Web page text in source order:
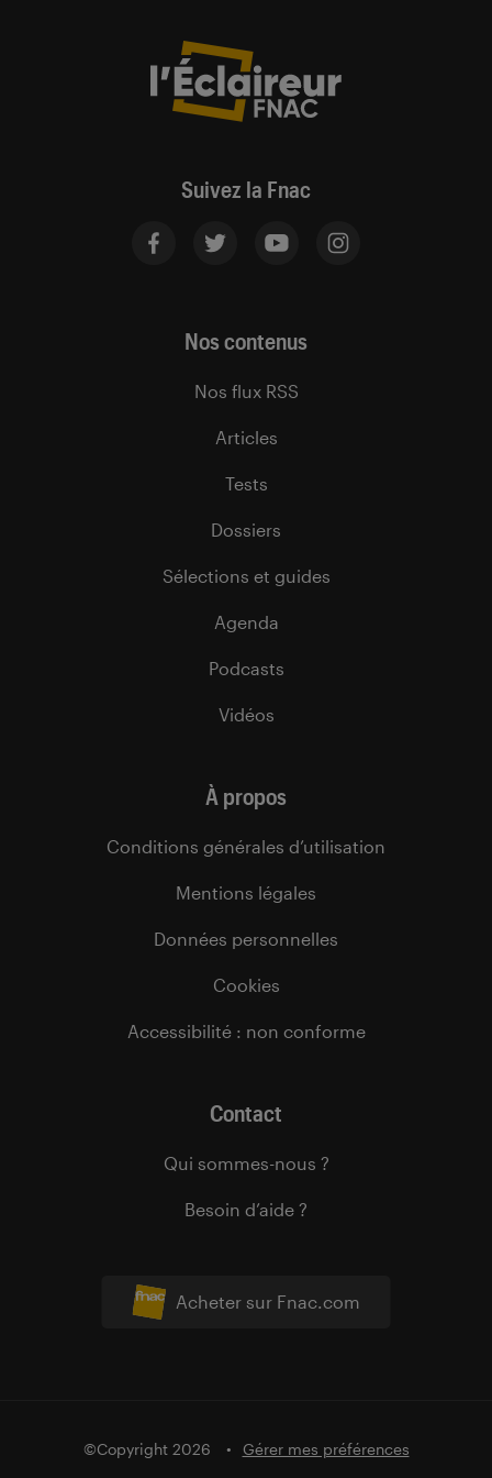
Suivez la Fnac
Acheter sur Fnac.com
Nos contenus
Nos flux RSS
Articles
Tests
Dossiers
Sélections et guides
Agenda
Podcasts
Vidéos
À propos
Conditions générales d’utilisation
Mentions légales
Données personnelles
Cookies
Accessibilité : non conforme
Contact
Qui sommes-nous ?
Besoin d’aide ?
©Copyright 2026 Gérer mes préférences